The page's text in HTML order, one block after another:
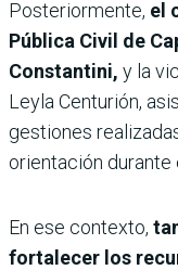
Posteriormente, el
Pública Civil de
Constantini, y la
Leyla Centurión,
gestiones
orientación durante
En ese contexto,
fortalecer los